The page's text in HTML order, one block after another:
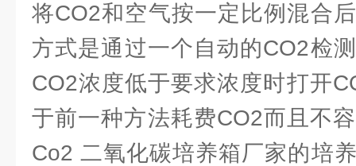
将CO2和空气按一定比例混合
方式是通过一个自动的CO2检
CO2浓度低于要求浓度时打开
于前一种方法耗费CO2而且不
Co2 二氧化碳培养箱厂家的培